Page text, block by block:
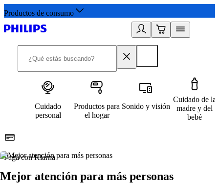
Productos de consumo
Cuidado
personal
Productos para
el hogar
Sonido y visión
Cuidado de la
madre y del
bebé
Paga con Klarna
Mejor atención para más personas